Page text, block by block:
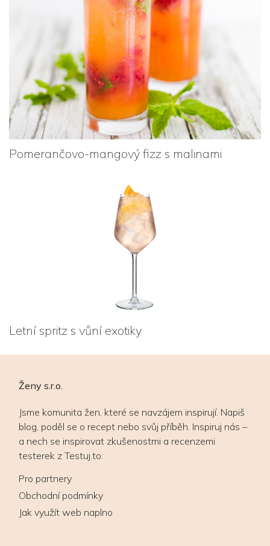
Pomerančovo-mangový fizz s malinami
Letní spritz s vůní exotiky
Ženy s.r.o.
Jsme komunita žen, které se navzájem inspirují. Napiš
blog, poděl se o recept nebo svůj příběh. Inspiruj nás –
a nech se inspirovat zkušenostmi a recenzemi
testerek z Testuj.to.
Pro partnery
Obchodní podmínky
Jak využít web naplno